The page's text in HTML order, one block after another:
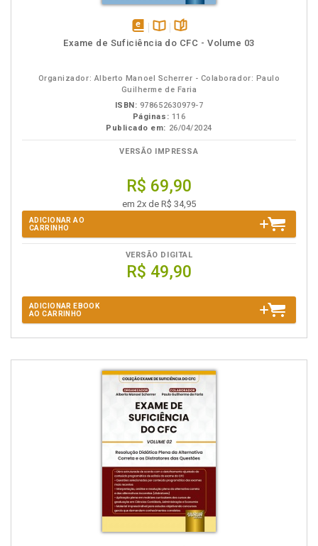
disponívelDisponível
páginas
Exame de Suficiência do CFC - Volume 03
Organizador: Alberto Manoel Scherrer - Colaborador: Paulo
Guilherme de Faria
ISBN: 978652630979-7
Páginas: 116
Publicado em: 26/04/2024
VERSÃO IMPRESSA
R$ 69,90
em 2x de R$ 34,95
ADICIONAR AO
CARRINHO
VERSÃO DIGITAL
R$ 49,90
ADICIONAR EBOOK
AO CARRINHO